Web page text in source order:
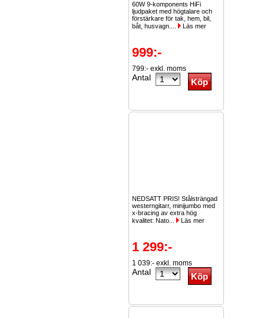
60W 9-komponents HiFi
ljudpaket med högtalare och
förstärkare för tak, hem, bil,
båt, husvagn....
Läs mer
999:-
799:- exkl. moms
Antal
NEDSATT PRIS! Stålsträngad
westerngitarr, minijumbo med
x-bracing av extra hög
kvalitet: Nato...
Läs mer
1 299:-
1 039:- exkl. moms
Antal